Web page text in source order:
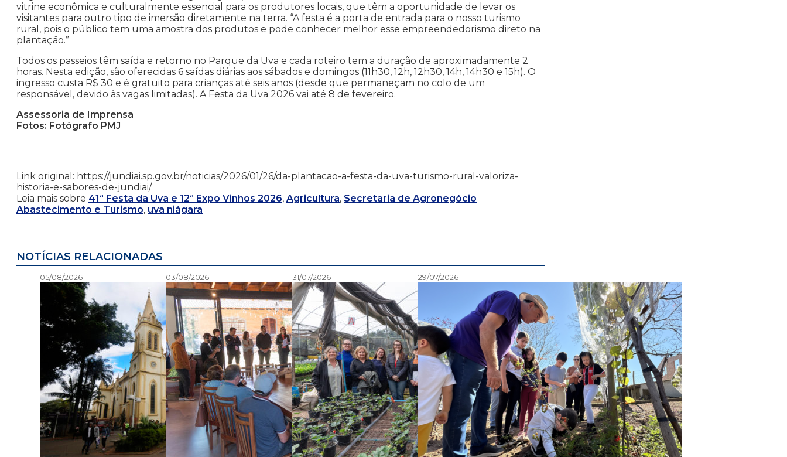
vitrine econômica e culturalmente essencial para os produtores locais, que têm a oportunidade de levar os
visitantes para outro tipo de imersão diretamente na terra. “A festa é a porta de entrada para o nosso turismo
rural, pois o público tem uma amostra dos produtos e pode conhecer melhor esse empreendedorismo direto na
plantação.”
Todos os passeios têm saída e retorno no Parque da Uva e cada roteiro tem a duração de aproximadamente 2
horas. Nesta edição, são oferecidas 6 saídas diárias aos sábados e domingos (11h30, 12h, 12h30, 14h, 14h30 e 15h). O
ingresso custa R$ 30 e é gratuito para crianças até seis anos (desde que permaneçam no colo de um
responsável, devido às vagas limitadas). A Festa da Uva 2026 vai até 8 de fevereiro.
Assessoria de Imprensa
Fotos: Fotógrafo PMJ
Link original: https://jundiai.sp.gov.br/noticias/2026/01/26/da-plantacao-a-festa-da-uva-turismo-rural-valoriza-
historia-e-sabores-de-jundiai/
Leia mais sobre 41ª Festa da Uva e 12ª Expo Vinhos 2026, Agricultura, Secretaria de Agronegócio
Abastecimento e Turismo, uva niágara
NOTÍCIAS RELACIONADAS
05/08/2026 03/08/2026 31/07/2026 29/07/2026